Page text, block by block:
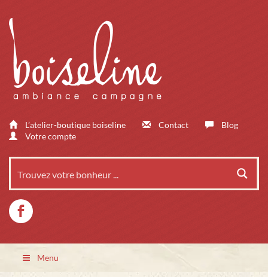
L’atelier-boutique boiseline Contact
Blog
Votre compte
Menu